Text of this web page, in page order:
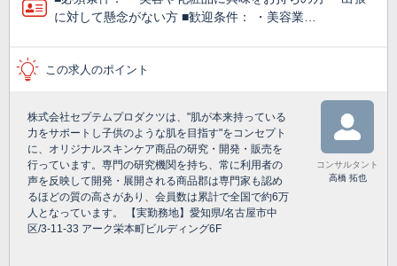
に対して懸念がない方 ■歓迎条件： ・美容業…
この求人のポイント
株式会社セプテムプロダクツは、"肌が本来持っている
力をサポートし子供のような肌を目指す"をコンセプト
に、オリジナルスキンケア商品の研究・開発・販売を
行っています。専門の研究機関を持ち、常に利用者の
声を反映して開発・展開される商品郡は専門家も認め
るほどの質の高さがあり、会員数は累計で全国で約6万
人となっています。 【実勤務地】愛知県/名古屋市中
区/3-11-33 アーク栄本町ビルディング6F
コンサルタント
高橋 拓也